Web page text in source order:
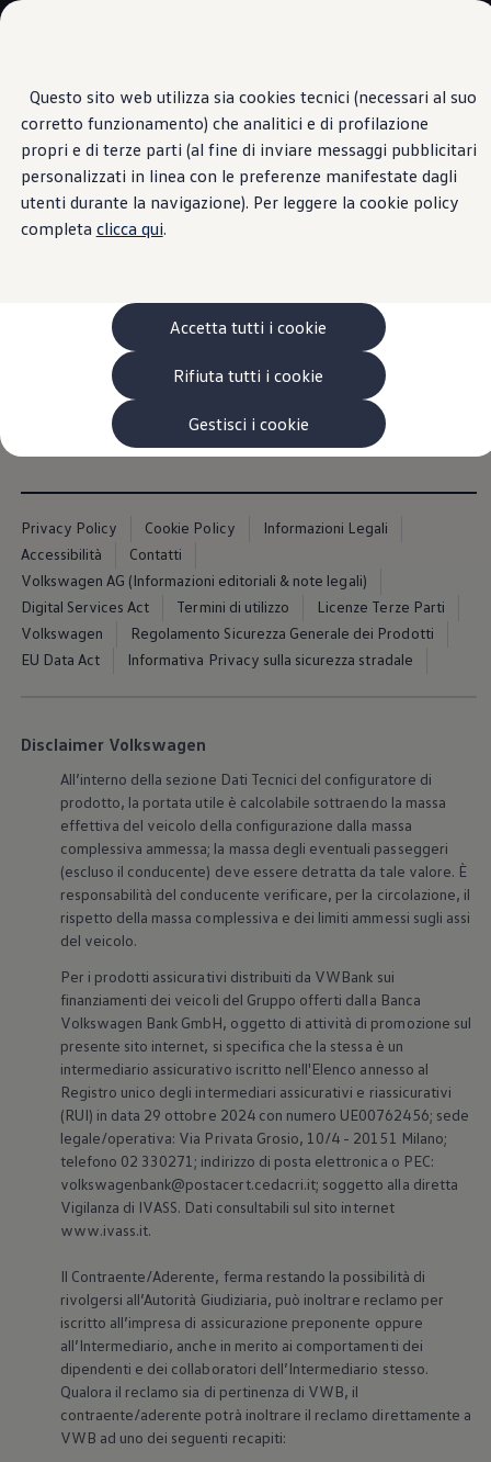
Questo sito web utilizza sia cookies tecnici (necessari al suo
corretto funzionamento) che analitici e di profilazione
propri e di terze parti (al fine di inviare messaggi pubblicitari
personalizzati in linea con le preferenze manifestate dagli
utenti durante la navigazione). Per leggere la cookie policy
completa clicca qui.
Accetta tutti i cookie
Rifiuta tutti i cookie
Gestisci i cookie
Passa ai
contenuti
principali
Passa
a
fondo
pagina
VanLife
Pick-up
Veicoli Commerciali Elettrici
Van
Modelli precedenti
Confronta i modelli
Configurazioni salvate
Volkswagen Auto
Acquista il tuo Veicolo Volkswagen
Ecoincentivi Volkswagen
5 Plus
Usato Certificato
Garanzia Usato
Assicurazioni
Clienti Business
Gamma, promozioni e servizi
Service Flotte
Progetto Valore Volkswagen
Noleggio
Leasing Finanziario
Servizi Assicurativi
Assicurazione GAP Protezioneventi
Estensione Garanzia Usato
Allestimenti e personalizzazioni
Allestimenti chiavi in mano
Trasporto persone con disabilità
Listini e Dati tecnici
Veicoli in pronta consegna
Mobilità elettrica e Ibrida Plug-In
Guida sui veicoli elettrici e sulle batterie
Veicoli elettrici
Soluzioni di ricarica e autonomia
Simulatore del tempo di ricarica
Simulatore dell’autonomia
Ricarica in movimento
Accessori per la ricarica
Calcolo percorso
Connettività e Sicurezza
VW Connect
VW Connect per ID. Buzz
VW Connect per Amarok
VW Connect per Transporter e Caravelle
Sistemi di assistenza alla guida
Aggiornamenti software
Aggiornamenti software per ID. Buzz
Car-Net e App-connect
California App
Service
Manutenzione e Servizi
Piani di Manutenzione
Ricambi, Oli Motore e Fluidi
Ruote e Pneumatici
Servizio Officina Mobile
Finanziamento Save&Care
Accessori
Manuale uso e Manutenzione
Servizio Mobilità
Garanzie
Tetto panoramico
Viste meravigliose
durante l’intera giornata
Il tetto panoramico (disponibile a richiesta) di giorno lascia
entrare la luce naturale all’interno di Caddy California,
mentre di notte offre una vista mozzafiato sul cielo stellato.
Privacy Policy Cookie Policy
Informazioni Legali
Accessibilità
Contatti
Volkswagen AG (Informazioni editoriali & note legali)
Digital Services Act
Termini di utilizzo
Licenze Terze Parti
Volkswagen
Regolamento Sicurezza Generale dei Prodotti
EU Data Act
Informativa Privacy sulla sicurezza stradale
Disclaimer Volkswagen
All’interno della sezione Dati Tecnici del configuratore di
prodotto, la portata utile è calcolabile sottraendo la massa
effettiva del veicolo della configurazione dalla massa
complessiva ammessa; la massa degli eventuali passeggeri
(escluso il conducente) deve essere detratta da tale valore. È
responsabilità del conducente verificare, per la circolazione, il
rispetto della massa complessiva e dei limiti ammessi sugli assi
del veicolo.
Per i prodotti assicurativi distribuiti da VWBank sui
finanziamenti dei veicoli del Gruppo offerti dalla Banca
Volkswagen Bank GmbH, oggetto di attività di promozione sul
presente sito internet, si specifica che la stessa è un
intermediario assicurativo iscritto nell'Elenco annesso al
Registro unico degli intermediari assicurativi e riassicurativi
(RUI) in data 29 ottobre 2024 con numero UE00762456; sede
legale/operativa: Via Privata Grosio, 10/4 - 20151 Milano;
telefono 02 330271; indirizzo di posta elettronica o PEC:
volkswagenbank@postacert.cedacri.it; soggetto alla diretta
Vigilanza di IVASS. Dati consultabili sul sito internet
www.ivass.it.
Il Contraente/Aderente, ferma restando la possibilità di
rivolgersi all’Autorità Giudiziaria, può inoltrare reclamo per
iscritto all’impresa di assicurazione preponente oppure
all’Intermediario, anche in merito ai comportamenti dei
dipendenti e dei collaboratori dell’Intermediario stesso.
Qualora il reclamo sia di pertinenza di VWB, il
contraente/aderente potrà inoltrare il reclamo direttamente a
VWB ad uno dei seguenti recapiti: